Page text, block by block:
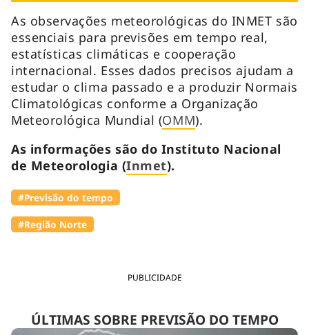
PUBLICIDADE
ÚLTIMAS SOBRE PREVISÃO DO TEMPO
As observações meteorológicas do INMET são
essenciais para previsões em tempo real,
estatísticas climáticas e cooperação
internacional. Esses dados precisos ajudam a
estudar o clima passado e a produzir Normais
Climatológicas conforme a Organização
Meteorológica Mundial (OMM).
As informações são do Instituto Nacional
de Meteorologia (Inmet).
#Previsão do tempo
#Região Norte